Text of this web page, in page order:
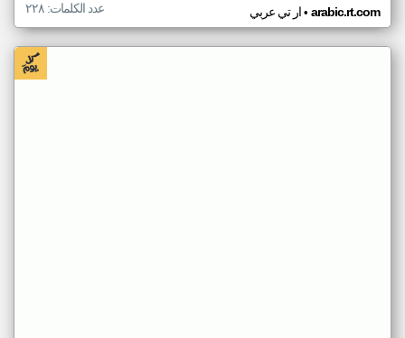
ار تي عربي• arabic.rt.com عدد الكلمات: ٢٢٨